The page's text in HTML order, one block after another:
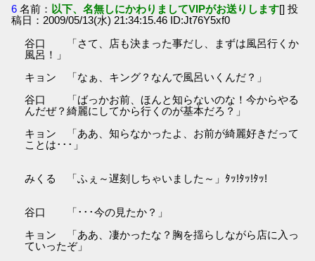
6 名前： 以下、名無しにかわりましてVIPがお送りします[] 投
稿日：2009/05/13(水) 21:34:15.46 ID:Jt76Y5xf0
谷口 「さて、店も決まった事だし、まずは風呂行くか
風呂！」
キョン 「なぁ、キング？なんで風呂いくんだ？」
谷口 「ばっかお前、ほんと知らないのな！今からやる
んだぜ？綺麗にしてから行くのが基本だろ？」
キョン 「ああ、知らなかったよ、お前が綺麗好きだって
ことは･･･」
みくる 「ふぇ～遅刻しちゃいました～」ﾀｯ!ﾀｯ!ﾀｯ!
谷口 「･･･今の見たか？」
キョン 「ああ、凄かったな？胸を揺らしながら店に入っ
ていったぞ」